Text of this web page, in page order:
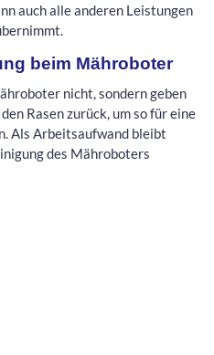
auch alle anderen Leistungen
beim Mähroboter
nicht, sondern geben
Rasen zurück, um so für eine
Als Arbeitsaufwand bleibt
des Mähroboters